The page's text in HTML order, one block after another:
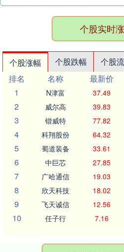
个股实时
个股涨幅 个股跌幅 个股
排名
名称 最新价
1
N津富 37.49
2 威尔高 39.83
3 锴威特 77.82
4 科翔股份 64.32
5 蜀道装备 33.61
6 中巨芯 27.85
7 广哈通信 19.03
8 欣天科技 18.02
9 飞天诚信 12.56
10 任子行 7.16